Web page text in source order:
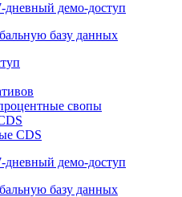
дневный демо-доступ
базу данных
свопы
CDS
дневный демо-доступ
базу данных